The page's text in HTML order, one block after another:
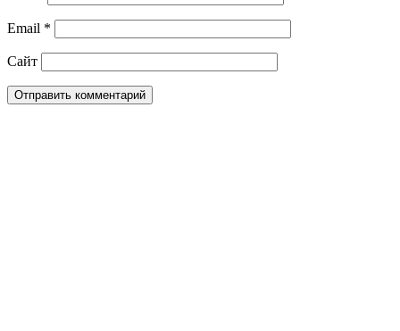
Email *
Сайт